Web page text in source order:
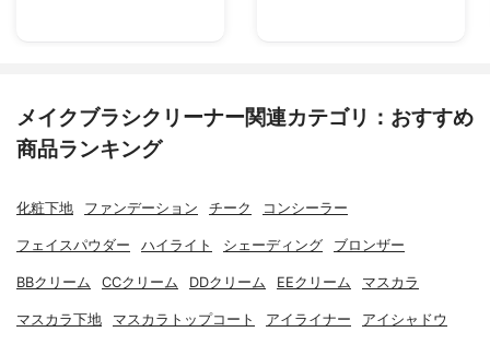
メイクブラシクリーナー関連カテゴリ：おすすめ
商品ランキング
化粧下地 ファンデーション チーク コンシーラー
フェイスパウダー ハイライト シェーディング ブロンザー
BBクリーム CCクリーム DDクリーム EEクリーム マスカラ
マスカラ下地 マスカラトップコート アイライナー アイシャドウ